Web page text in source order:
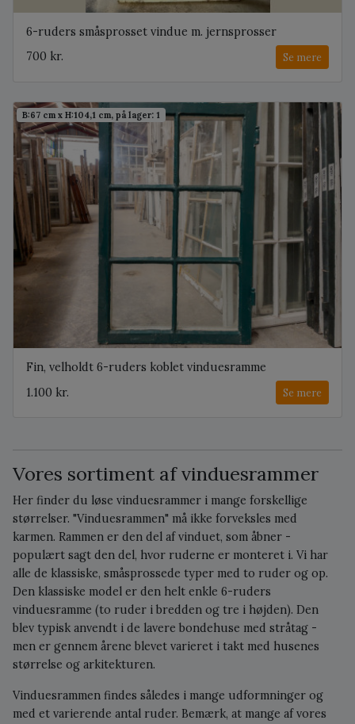
6-ruders småsprosset vindue m. jernsprosser
700 kr.
Se mere
B:67 cm x H:104,1 cm, på lager: 1
Fin, velholdt 6-ruders koblet vinduesramme
1.100 kr.
Se mere
Vores sortiment af vinduesrammer
Her finder du løse vinduesrammer i mange forskellige
størrelser. "Vinduesrammen" må ikke forveksles med
karmen. Rammen er den del af vinduet, som åbner -
populært sagt den del, hvor ruderne er monteret i. Vi har
alle de klassiske, småsprossede typer med to ruder og op.
Den klassiske model er den helt enkle 6-ruders
vinduesramme (to ruder i bredden og tre i højden). Den
blev typisk anvendt i de lavere bondehuse med stråtag -
men er gennem årene blevet varieret i takt med husenes
størrelse og arkitekturen.
Vinduesrammen findes således i mange udformninger og
med et varierende antal ruder. Bemærk, at mange af vores